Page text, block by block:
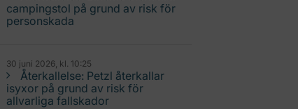
campingstol på grund av risk för
personskada
30 juni 2026, kl. 10:25
Återkallelse: Petzl återkallar
isyxor på grund av risk för
allvarliga fallskador